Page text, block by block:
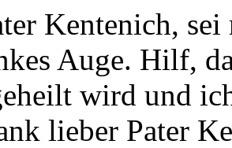
Kentenich,
Auge. Hilf,
wird und
lieber Pater